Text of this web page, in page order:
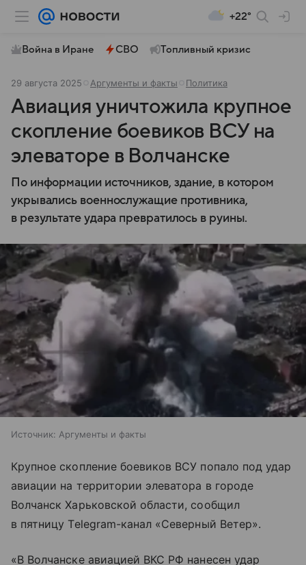
+22°
Война в Иране СВО Топливный кризис
29 августа 2025 Аргументы и факты Политика
Авиация уничтожила крупное
скопление боевиков ВСУ на
элеваторе в Волчанске
По информации источников, здание, в котором
укрывались военнослужащие противника,
в результате удара превратилось в руины.
Источник: Аргументы и факты
Крупное скопление боевиков ВСУ попало под удар
авиации на территории элеватора в городе
Волчанск Харьковской области, сообщил
в пятницу Telegram-канал «Северный Ветер».
«В Волчанске авиацией ВКС РФ нанесен удар